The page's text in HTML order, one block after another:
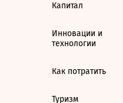
Капитал
Инновации и
технологии
Как потратить
Туризм